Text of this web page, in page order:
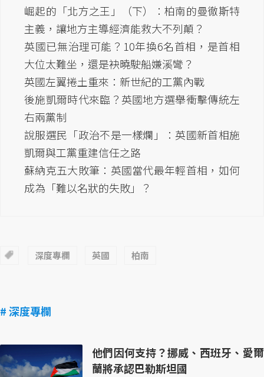
崛起的「北方之王」（下）：柏南的曼徹斯特
主義，讓地方主導經濟能救大不列顛？
英國已無治理可能？10年換6名首相，是首相
大位太難坐，還是袂曉駛船嫌溪彎？
英國左翼捲土重來：新世紀的工黨內戰
後施凱爾時代來臨？英國地方選舉衝擊傳統左
右兩黨制
說服選民「政治不是一樣爛」：英國新首相施
凱爾與工黨重建信任之路
蘇納克五大敗筆：英國當代最年輕首相，如何
成為「難以名狀的失敗」？
深度專欄 英國 柏南
# 深度專欄
他們因何支持？挪威、西班牙、愛爾
蘭將承認巴勒斯坦國